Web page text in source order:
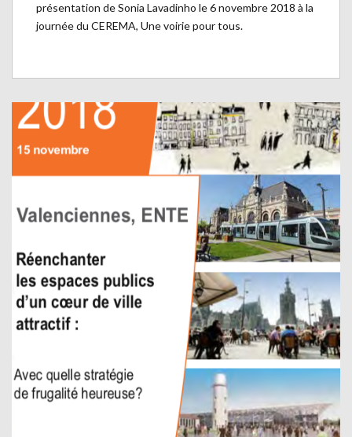
présentation de Sonia Lavadinho le 6 novembre 2018 à la
journée du CEREMA, Une voirie pour tous.